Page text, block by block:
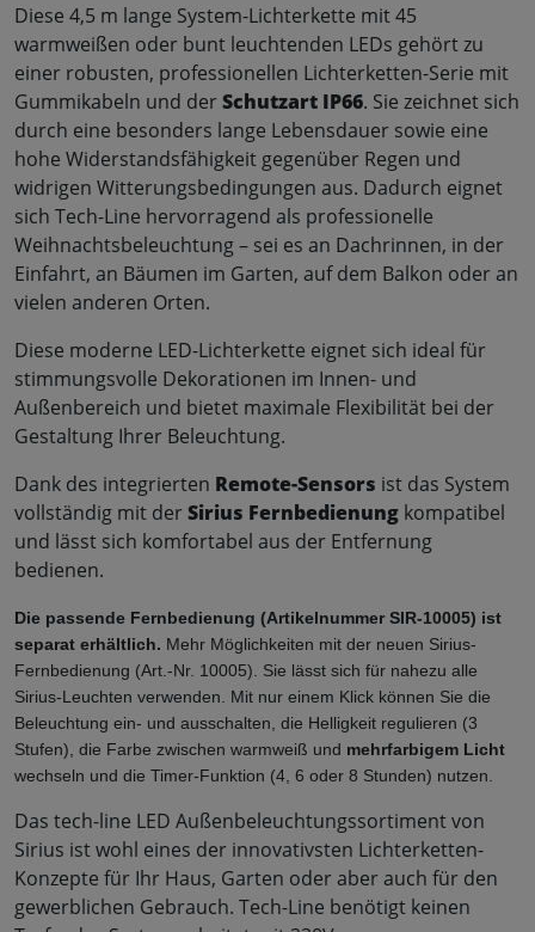
Diese 4,5 m lange System-Lichterkette mit 45
warmweißen oder bunt leuchtenden LEDs gehört zu
einer robusten, professionellen Lichterketten-Serie mit
Gummikabeln und derSchutzart IP66. Sie zeichnet sich
durch eine besonders lange Lebensdauer sowie eine
hohe Widerstandsfähigkeit gegenüber Regen und
widrigen Witterungsbedingungen aus. Dadurch eignet
sich Tech-Line hervorragend als professionelle
Weihnachtsbeleuchtung – sei es an Dachrinnen, in der
Einfahrt, an Bäumen im Garten, auf dem Balkon oder an
vielen anderen Orten.
Diese moderne LED-Lichterkette eignet sich ideal für
stimmungsvolle Dekorationen im Innen- und
Außenbereich und bietet maximale Flexibilität bei der
Gestaltung Ihrer Beleuchtung.
Dank des integrierten Remote-Sensors ist das System
vollständig mit derSirius Fernbedienung kompatibel
und lässt sich komfortabel aus der Entfernung
bedienen.
Die passende Fernbedienung (Artikelnummer SIR-10005) ist
separat erhältlich. Mehr Möglichkeiten mit der neuen Sirius-
Fernbedienung (Art.-Nr. 10005). Sie lässt sich für nahezu alle
Sirius-Leuchten verwenden. Mit nur einem Klick können Sie die
Beleuchtung ein- und ausschalten, die Helligkeit regulieren (3
Stufen), die Farbe zwischen warmweiß und mehrfarbigem Licht
wechseln und die Timer-Funktion (4, 6 oder 8 Stunden) nutzen.
Das tech-line LED Außenbeleuchtungssortiment von
Sirius ist wohl eines der innovativsten Lichterketten-
Konzepte für Ihr Haus, Garten oder aber auch für den
gewerblichen Gebrauch. Tech-Line benötigt keinen